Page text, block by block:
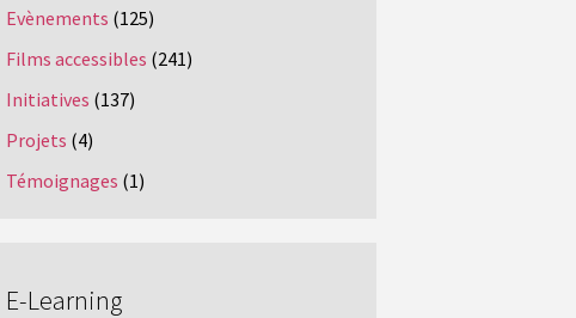
Evènements (125)
Films accessibles (241)
Initiatives (137)
Projets (4)
Témoignages (1)
E-Learning